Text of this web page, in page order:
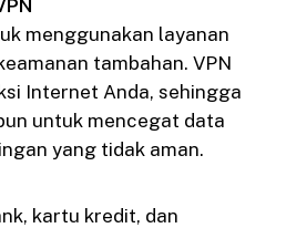
menggunakan layanan
tambahan. VPN
Internet Anda, sehingga
untuk mencegat data
yang tidak aman.
kartu kredit, dan